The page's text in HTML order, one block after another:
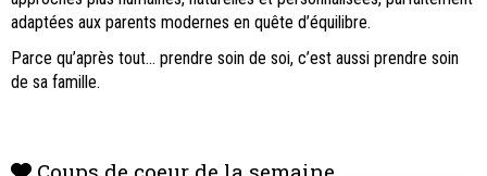
adaptées aux parents modernes en quête d’équilibre.
Parce qu’après tout… prendre soin de soi, c’est aussi prendre soin
de sa famille.